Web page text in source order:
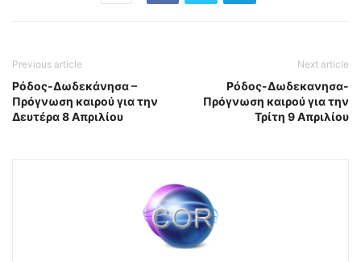
Previous article
Ρόδος-Δωδεκάνησα –
Πρόγνωση καιρού για την
Δευτέρα 8 Απριλίου
Next article
Ρόδος-Δωδεκανησα-
Πρόγνωση καιρού για την
Τρίτη 9 Απριλίου